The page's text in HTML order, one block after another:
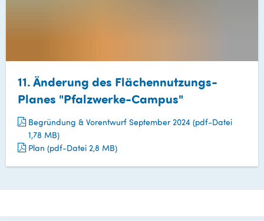
11. Änderung des Flächennutzungs-
Planes "Pfalzwerke-Campus"
Begründung & Vorentwurf September 2024 (pdf-Datei
1,78 MB)
Plan (pdf-Datei 2,8 MB)